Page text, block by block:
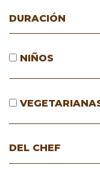
DURACIÓN
NIÑOS
DEL CHEF